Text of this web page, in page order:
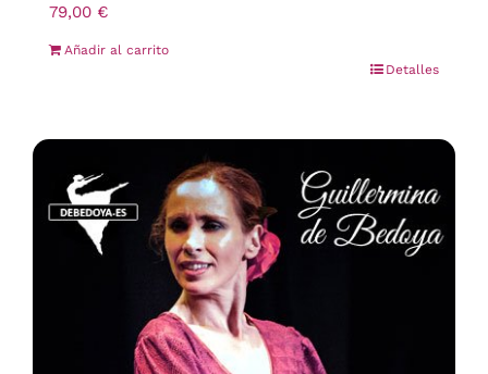
79,00 €
Añadir al carrito
Detalles